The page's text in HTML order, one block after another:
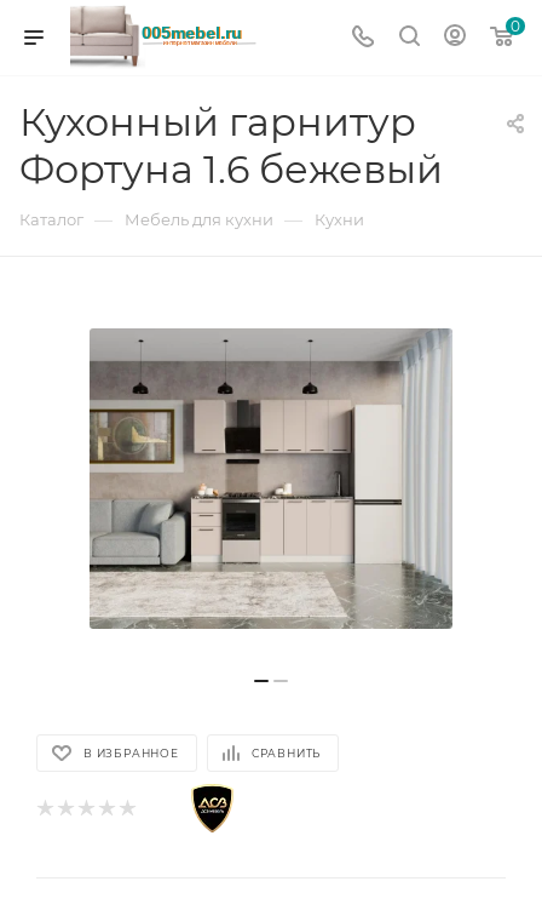
0
Кухонный гарнитур
Фортуна 1.6 бежевый
Каталог — Мебель для кухни — Кухни
В ИЗБРАННОЕ СРАВНИТЬ